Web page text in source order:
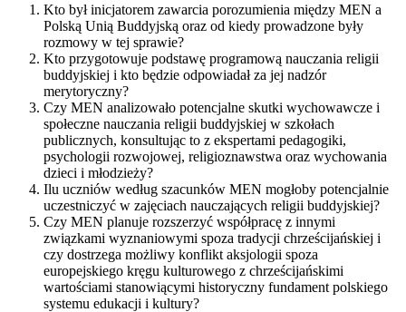
Kto był inicjatorem zawarcia porozumienia między MEN a
Polską Unią Buddyjską oraz od kiedy prowadzone były
rozmowy w tej sprawie?
Kto przygotowuje podstawę programową nauczania religii
buddyjskiej i kto będzie odpowiadał za jej nadzór
merytoryczny?
Czy MEN analizowało potencjalne skutki wychowawcze i
społeczne nauczania religii buddyjskiej w szkołach
publicznych, konsultując to z ekspertami pedagogiki,
psychologii rozwojowej, religioznawstwa oraz wychowania
dzieci i młodzieży?
Ilu uczniów według szacunków MEN mogłoby potencjalnie
uczestniczyć w zajęciach nauczających religii buddyjskiej?
Czy MEN planuje rozszerzyć współpracę z innymi
związkami wyznaniowymi spoza tradycji chrześcijańskiej i
czy dostrzega możliwy konflikt aksjologii spoza
europejskiego kręgu kulturowego z chrześcijańskimi
wartościami stanowiącymi historyczny fundament polskiego
systemu edukacji i kultury?